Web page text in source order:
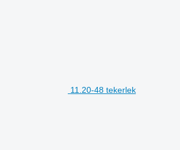
11.20-48 tekerlek